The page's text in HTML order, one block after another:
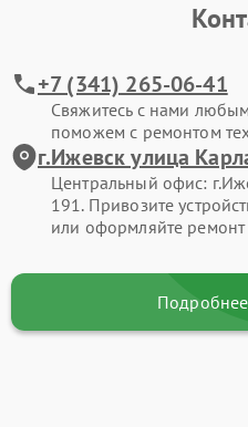
+7 (341) 265-06-41
Свяжитесь с нами
поможем с ремонтом
г.Ижевск улица
Центральный офис:
191. Привозите
или оформляйте ремонт